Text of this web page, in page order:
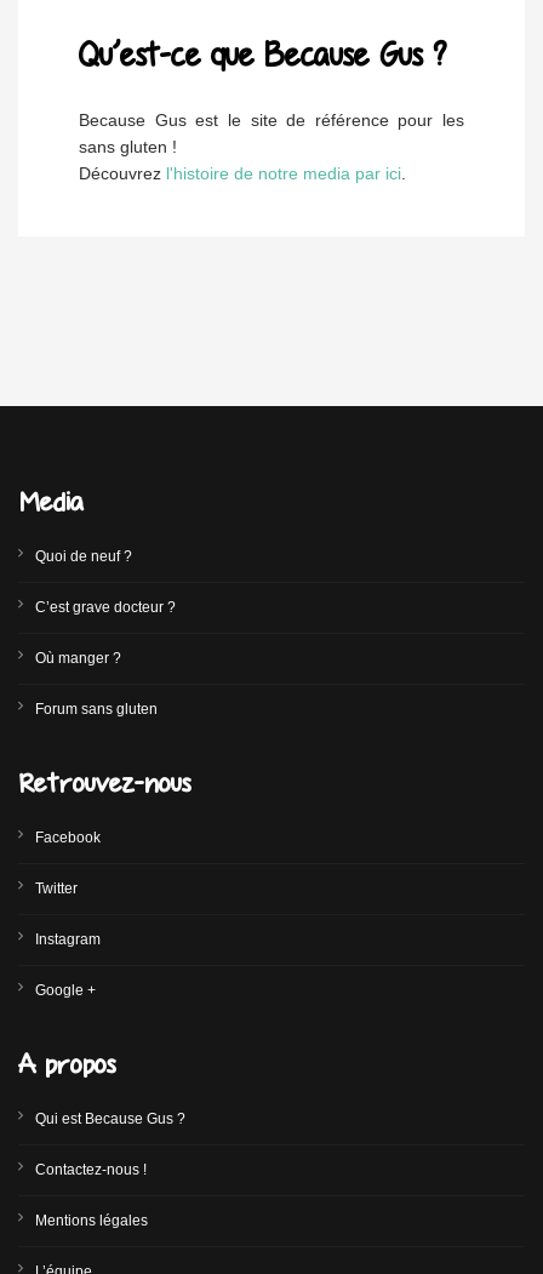
Qu’est-ce que Because Gus ?
Because Gus est le site de référence pour les
sans gluten !
Découvrez l'histoire de notre media par ici
Media
Quoi de neuf ?
C’est grave docteur ?
Où manger ?
Forum sans gluten
Retrouvez-nous
Facebook
Twitter
Instagram
Google +
A propos
Qui est Because Gus ?
Contactez-nous !
Mentions légales